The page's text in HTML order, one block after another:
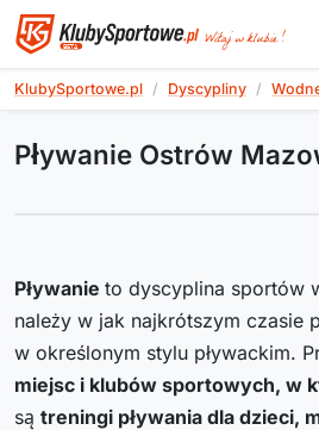
KlubySportowe.pl Dyscypliny
Pływanie Ostrów
Pływanie to dyscyplina sportów
należy w jak najkrótszym czasie
w określonym stylu pływackim.
miejsc i klubów sportowych, w
są treningi pływania dla dzieci,